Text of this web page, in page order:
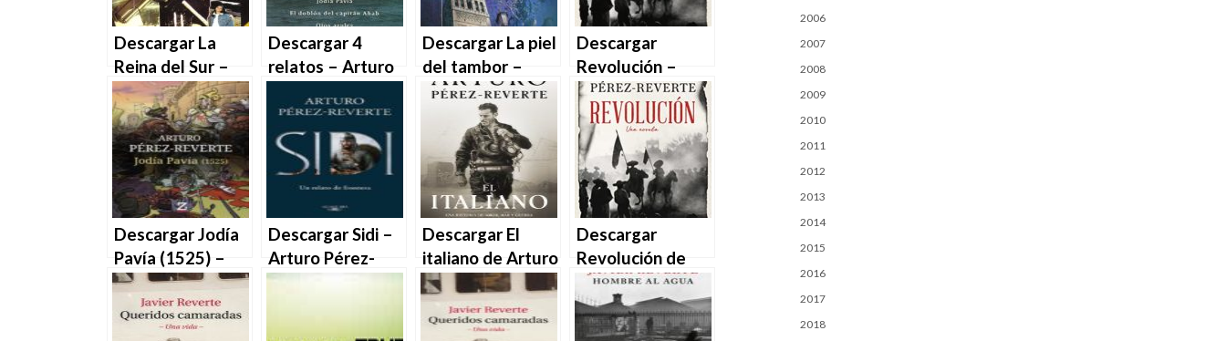
Descargar La
Reina del Sur –
Arturo Pérez-
Reverte en EPUB
| PDF | MOBI
Descargar 4
relatos – Arturo
en EPUB | PDF |
MOBI
Descargar La piel
del tambor –
Arturo Pérez-
Reverte en EPUB
| PDF | MOBI
Descargar
Revolución –
Arturo Pérez-
Reverte en EPUB
| PDF | MOBI
Descargar Jodía
Pavía (1525) –
Arturo Pérez-
Reverte en EPUB
| PDF | MOBI
Descargar Sidi –
Arturo Pérez-
Reverte en EPUB
Descargar El
italiano de Arturo
Pérez-Reverte
en EPUB | PDF |
MOBI
Descargar
Revolución de
Arturo Pérez-
Reverte en EPUB
| PDF | MOBI
2006
2007
2008
2009
2010
2011
2012
2013
2014
2015
2016
2017
2018